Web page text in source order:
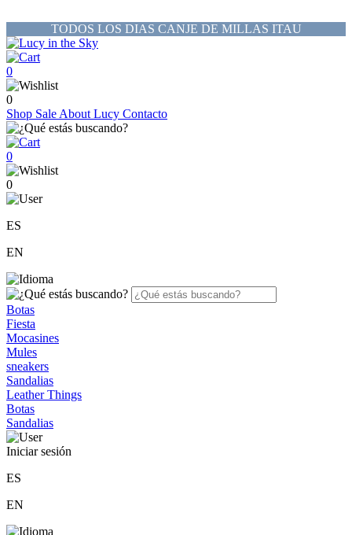
TODOS LOS DIAS CANJE DE MILLAS ITAU
0
0
Shop Sale About Lucy Contacto
0
0
ES
EN
Botas
Fiesta
Mocasines
Mules
sneakers
Sandalias
Leather Things
Botas
Sandalias
Iniciar sesión
ES
EN